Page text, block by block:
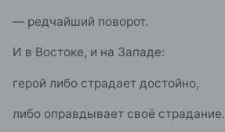
— редчайший поворот.
И в Востоке, и на Западе:
герой либо страдает достойно,
либо оправдывает своё страдание.